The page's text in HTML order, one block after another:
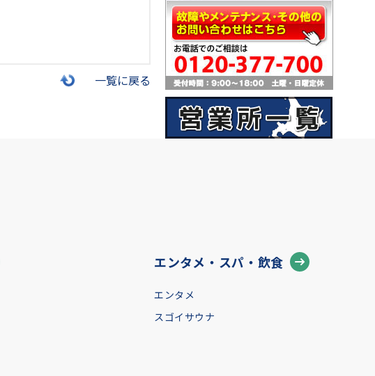
一覧に戻る
エンタメ・スパ・飲食
エンタメ
スゴイサウナ